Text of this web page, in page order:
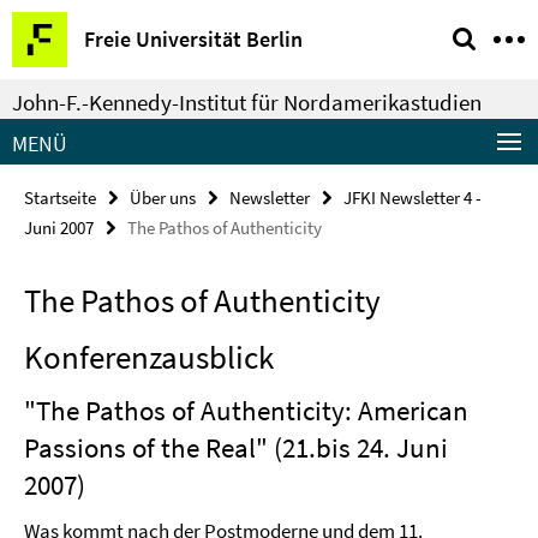
Springe
direkt
zu
Inhalt
Freie Universität Berlin
Service-
Navigation
John-F.-Kennedy-Institut für Nordamerikastudien
MENÜ
Startseite Über uns Newsletter
JFKI Newsletter 4 -
Juni 2007
The Pathos of Authenticity
The Pathos of Authenticity
Konferenzausblick
"The Pathos of Authenticity: American
Passions of the Real" (21.bis 24. Juni
2007)
Was kommt nach der Postmoderne und dem 11.